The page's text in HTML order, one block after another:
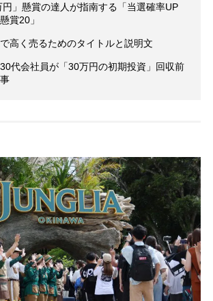
円」懸賞の達人が指南する「当選確率UP
賞20」
高く売るためのタイトルと説明文
代会社員が「30万円の初期投資」回収前